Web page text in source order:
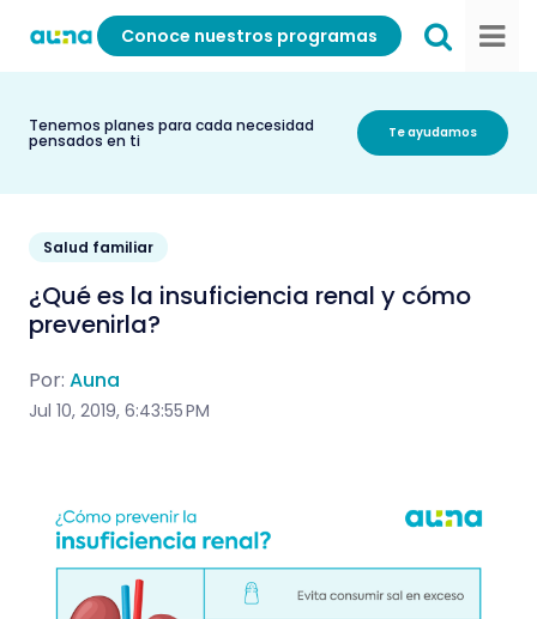
Conoce nuestros programas
Tenemos planes para cada necesidad
pensados en ti Te ayudamos
Salud familiar
¿Qué es la insuficiencia renal y cómo
prevenirla?
Por: Auna
Jul 10, 2019, 6:43:55 PM